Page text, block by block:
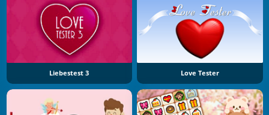
Liebestest 3 Love Tester